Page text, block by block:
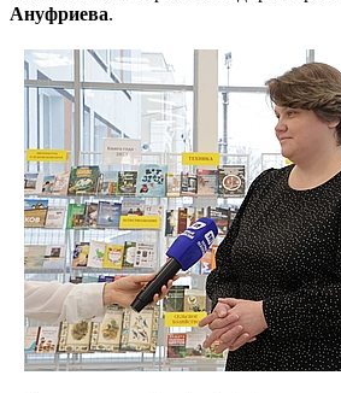
Ануфриева.